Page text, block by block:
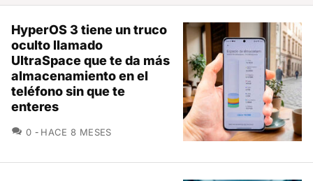
HyperOS 3 tiene un truco
oculto llamado
UltraSpace que te da más
almacenamiento en el
teléfono sin que te
enteres
0 COMENTARIOS
HACE 8 MESES